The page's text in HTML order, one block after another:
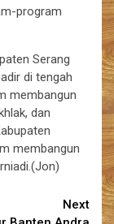
program
Serang
di tengah
membangun
dan
membangun
Next